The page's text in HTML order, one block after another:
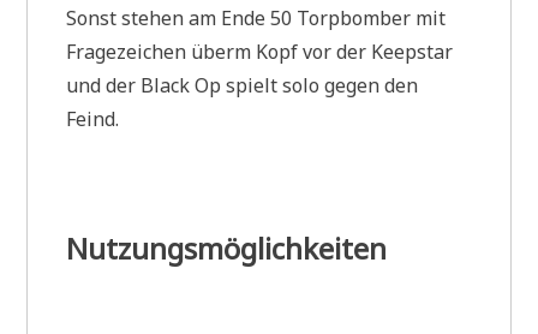
Sonst stehen am Ende 50 Torpbomber mit
Fragezeichen überm Kopf vor der Keepstar
und der Black Op spielt solo gegen den
Feind.
Nutzungsmöglichkeiten